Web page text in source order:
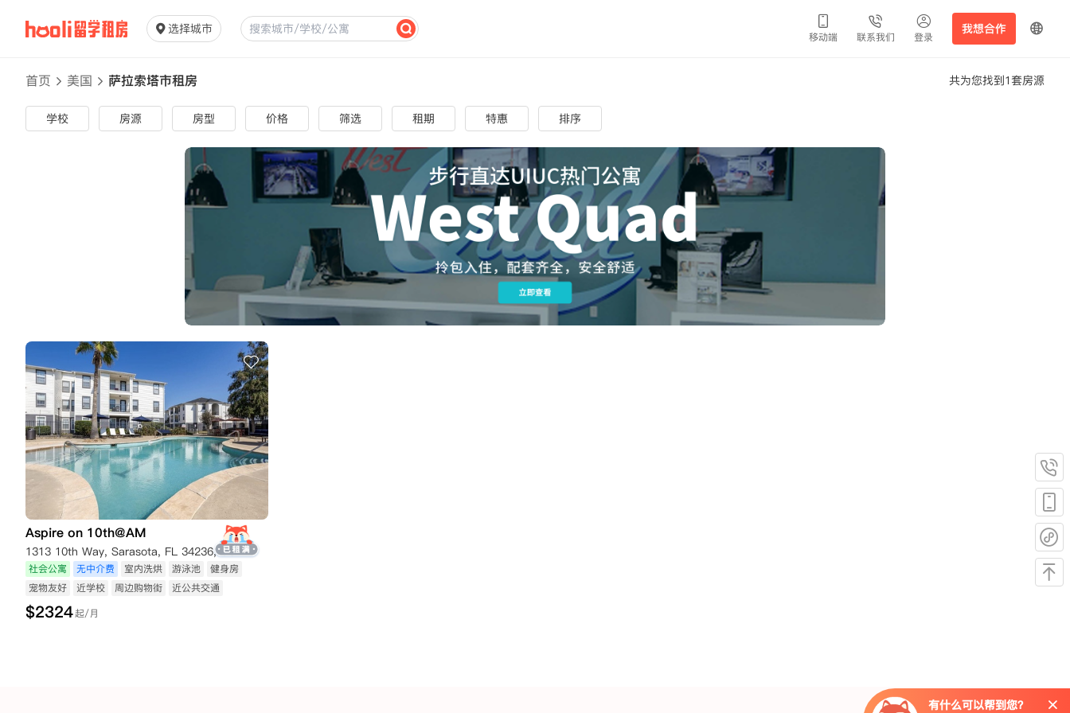
选择城市
移动端 联系我们 登录
我想合作
首页 美国 萨拉索塔市租房 共为您找到1套房源
学校 房源 房型 价格 筛选 租期 特惠 排序
Aspire on 10th@AM
1313 10th Way, Sarasota, FL 34236, USA
社会公寓 无中介费 室内洗烘 游泳池
健身房
宠物友好
近学校 周边购物街 近公共交通
$2324起/月
有什么可以帮到您？